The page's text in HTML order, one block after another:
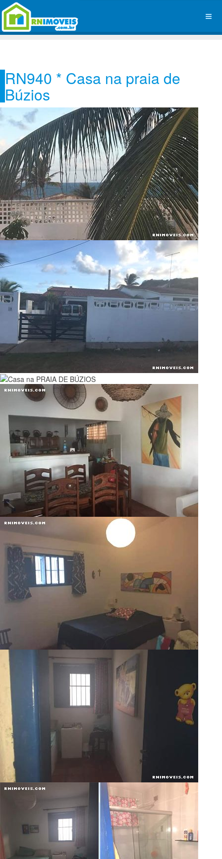
RN940 * Casa na praia de
Búzios